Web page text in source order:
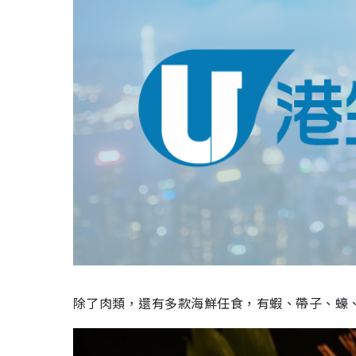
除了肉類，還有多款海鮮任食，有蝦、帶子、蠔